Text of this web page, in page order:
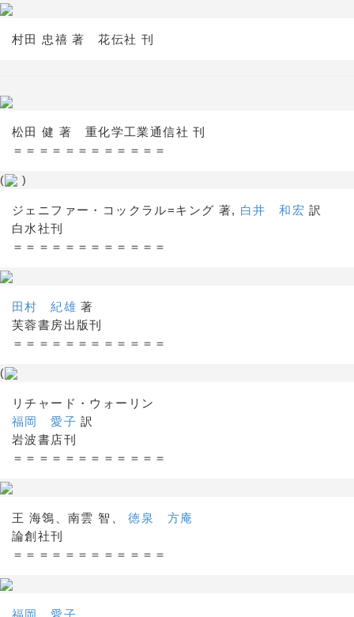
村田 忠禧 著 花伝社 刊
松田 健 著 重化学工業通信社 刊
＝＝＝＝＝＝＝＝＝＝＝＝
( )
ジェニファー・コックラル=キング 著, 白井 和宏 訳
白水社刊
＝＝＝＝＝＝＝＝＝＝＝＝
田村 紀雄 著
芙蓉書房出版刊
＝＝＝＝＝＝＝＝＝＝＝＝
(
リチャード・ウォーリン
福岡 愛子 訳
岩波書店刊
＝＝＝＝＝＝＝＝＝＝＝＝
王 海鴒、南雲 智、徳泉 方庵
論創社刊
＝＝＝＝＝＝＝＝＝＝＝＝
福岡 愛子